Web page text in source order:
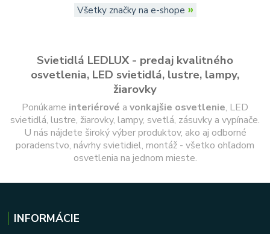
Všetky značky na e-shope »
Svietidlá LEDLUX - predaj kvalitného
osvetlenia, LED svietidlá, lustre, lampy,
žiarovky
Ponúkame interiérové a vonkajšie osvetlenie, LED
svietidlá, lustre, žiarovky, lampy, svetlá, zásuvky a vypínače.
U nás nájdete široký výber produktov, ako aj odborné
poradenstvo, návrhy svietidiel, montáž - všetko ohľadom
osvetlenia na jednom mieste.
INFORMÁCIE